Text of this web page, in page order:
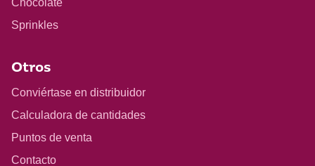
Chocolate
Sprinkles
Otros
Conviértase en distribuidor
Calculadora de cantidades
Puntos de venta
Contacto